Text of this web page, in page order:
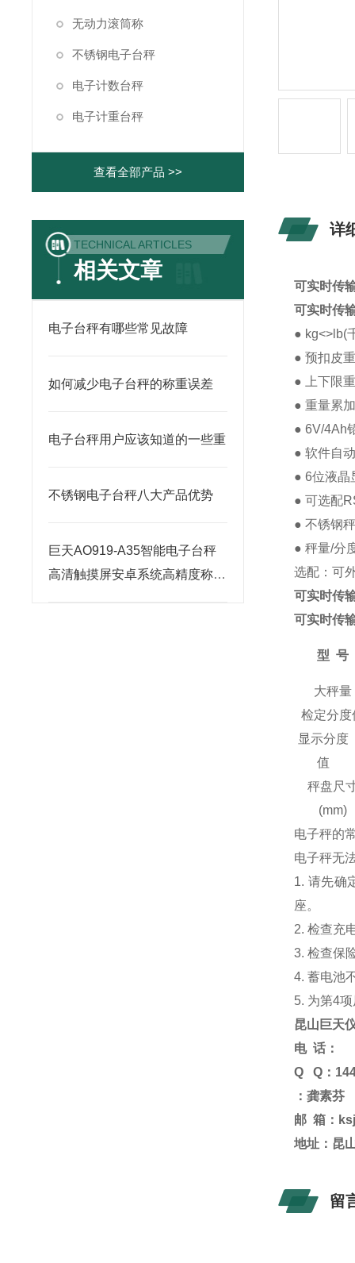
无动力滚筒称
不锈钢电子台秤
电子计数台秤
电子计重台秤
查看全部产品 >>
TECHNICAL ARTICLES
相关文章
电子台秤有哪些常见故障
如何减少电子台秤的称重误差
电子台秤用户应该知道的一些重
不锈钢电子台秤八大产品优势
巨天AO919-A35智能电子台秤
高清触摸屏安卓系统高精度称重
详
可实时传
可实时传
● kg<>lb(
● 预扣皮
● 上下限
● 重量累
● 6V/4Ah
● 软件自
● 6位液晶
● 可选配
● 不锈钢
● 秤量/分
选配：可
可实时传
可实时传
型 号
大秤量
检定分度
显示分度
值
秤盘尺
(mm)
电子秤
电子秤无
1. 请先确
座。
2. 检查
3. 检查
4. 蓄电
5. 为第4
昆山 巨天
电 话 ：
Q
Q：
：龚素芬
邮 箱：
地址：昆
留